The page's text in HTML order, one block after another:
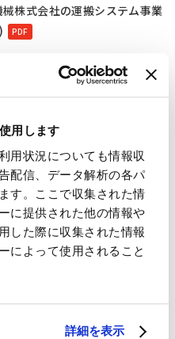
用します
用状況についても情報収
配信、データ解析の各パ
す。ここで収集された情
に提供された他の情報や
した際に収集された情報
によって使用されること
詳細を表示
械株式会社の運搬システム事業
う第三者割当による自己株式